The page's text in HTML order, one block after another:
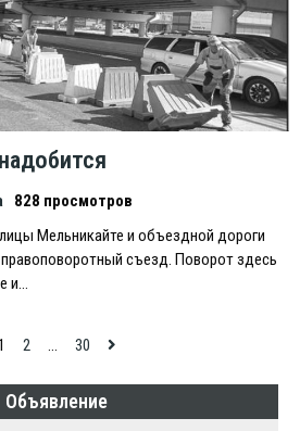
828 просмотров
Мельникайте и объездной дороги
съезд. Поворот здесь
и…
2 … 30
Объявление